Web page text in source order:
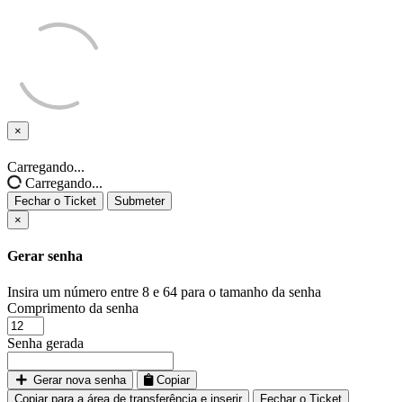
×
Fechar
Ticket
Carregando...
Carregando...
Fechar o Ticket
Submeter
×
Gerar senha
Insira um número entre 8 e 64 para o tamanho da senha
Comprimento da senha
Senha gerada
Gerar nova senha
Copiar
Copiar para a área de transferência e inserir
Fechar o Ticket